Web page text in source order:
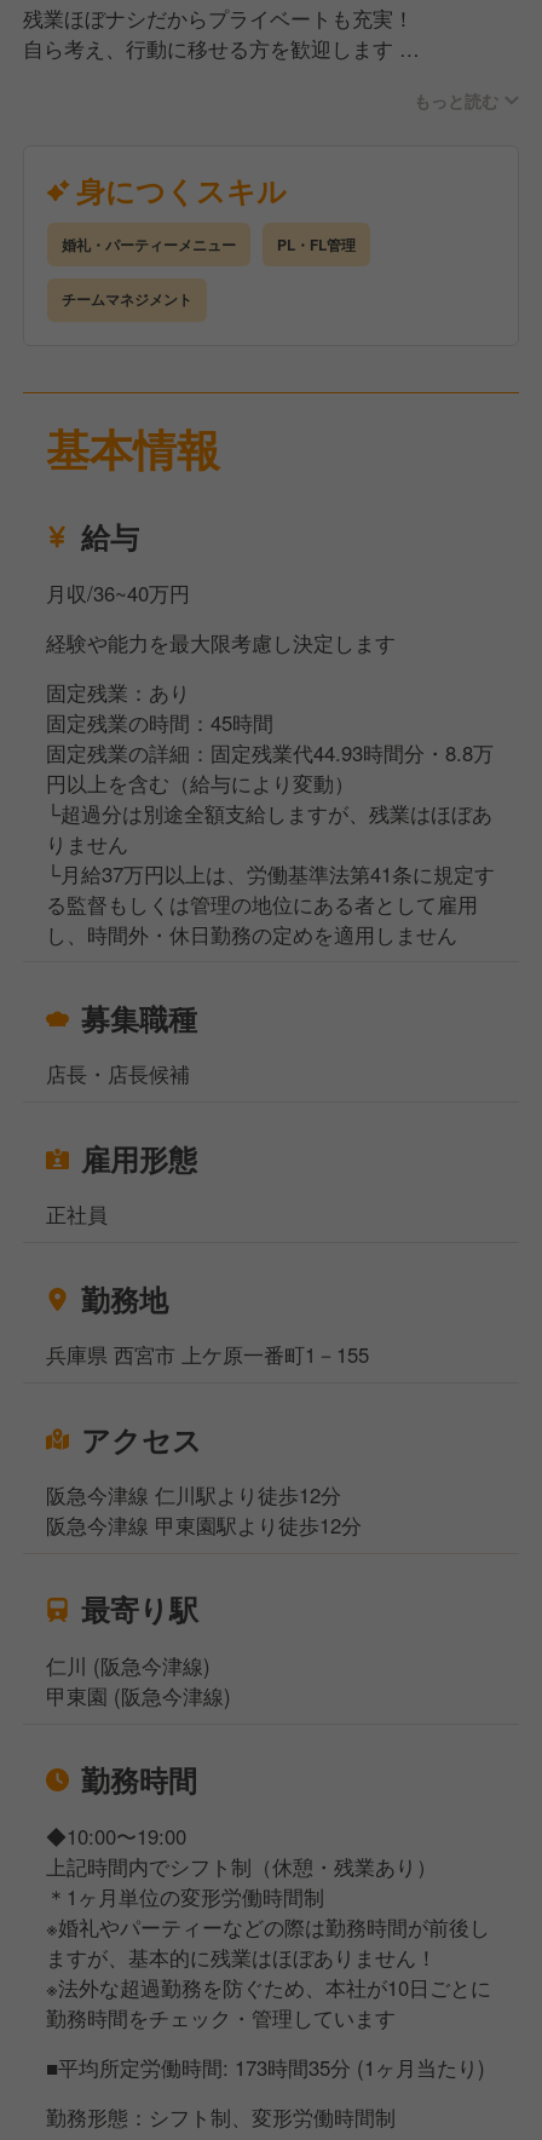
残業ほぼナシだからプライベートも充実！
自ら考え、行動に移せる方を歓迎します
プレイングマネージャーとして、主に宴会運営と施行
管理をお任せします。
＊宴会スケジュール管理
＊会場設営、機材準備
＊スタッフ管理、シフト作成
＊宴会キャプテン業務、進行管理
＼入社後は？／
ポート。
してください◎
もっと読む
身につくスキル
婚礼・パーティーメニュー PL・FL管理
チームマネジメント
基本情報
給与
月収/36~40万円
経験や能力を最大限考慮し決定します
固定残業：あり
固定残業の時間：45時間
固定残業の詳細：固定残業代44.93時間分・8.8万
円以上を含む（給与により変動）
└超過分は別途全額支給しますが、残業はほぼあ
りません
└月給37万円以上は、労働基準法第41条に規定す
る監督もしくは管理の地位にある者として雇用
し、時間外・休日勤務の定めを適用しません
募集職種
店長・店長候補
雇用形態
正社員
勤務地
兵庫県 西宮市 上ケ原一番町1－155
アクセス
阪急今津線 仁川駅より徒歩12分
阪急今津線 甲東園駅より徒歩12分
最寄り駅
仁川 (阪急今津線)
甲東園 (阪急今津線)
勤務時間
◆10:00〜19:00
上記時間内でシフト制（休憩・残業あり）
＊1ヶ月単位の変形労働時間制
※婚礼やパーティーなどの際は勤務時間が前後し
ますが、基本的に残業はほぼありません！
※法外な超過勤務を防ぐため、本社が10日ごとに
勤務時間をチェック・管理しています
■平均所定労働時間: 173時間35分 (1ヶ月当たり)
勤務形態：シフト制、変形労働時間制